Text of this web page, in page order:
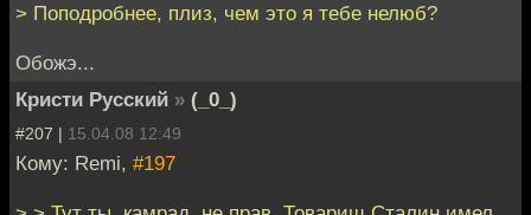
> Поподробнее, плиз, чем это я тебе нелюб?
Обожэ...
Кристи Русский » (_0_)
#207 | 15.04.08 12:49
Кому: Remi, #197